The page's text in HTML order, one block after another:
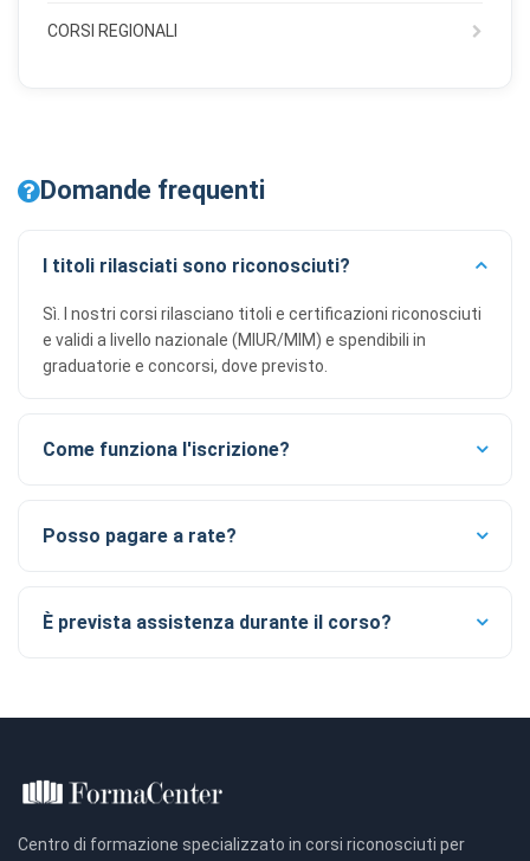
CORSI REGIONALI
Domande frequenti
I titoli rilasciati sono riconosciuti?
Sì. I nostri corsi rilasciano titoli e certificazioni riconosciuti
e validi a livello nazionale (MIUR/MIM) e spendibili in
graduatorie e concorsi, dove previsto.
Come funziona l'iscrizione?
Posso pagare a rate?
È prevista assistenza durante il corso?
Centro di formazione specializzato in corsi riconosciuti per